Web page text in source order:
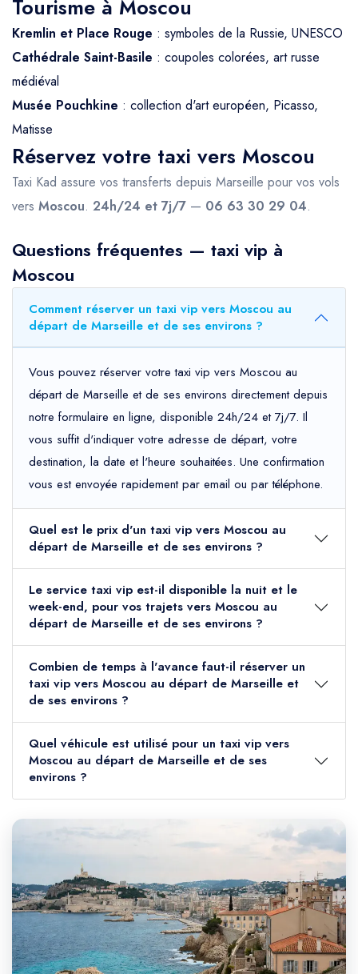
Tourisme à Moscou
Kremlin et Place Rouge : symboles de la Russie, UNESCO
Cathédrale Saint-Basile : coupoles colorées, art russe
médiéval
Musée Pouchkine : collection d'art européen, Picasso,
Matisse
Réservez votre taxi vers Moscou
Taxi Kad assure vos transferts depuis Marseille pour vos vols
vers Moscou. 24h/24 et 7j/7 — 06 63 30 29 04.
Questions fréquentes — taxi vip à
Moscou
Comment réserver un taxi vip vers Moscou au
départ de Marseille et de ses environs ?
Vous pouvez réserver votre taxi vip vers Moscou au
départ de Marseille et de ses environs directement depuis
notre formulaire en ligne, disponible 24h/24 et 7j/7. Il
vous suffit d'indiquer votre adresse de départ, votre
destination, la date et l'heure souhaitées. Une confirmation
vous est envoyée rapidement par email ou par téléphone.
Quel est le prix d'un taxi vip vers Moscou au
départ de Marseille et de ses environs ?
Le service taxi vip est-il disponible la nuit et le
week-end, pour vos trajets vers Moscou au
départ de Marseille et de ses environs ?
Combien de temps à l'avance faut-il réserver un
taxi vip vers Moscou au départ de Marseille et
de ses environs ?
Quel véhicule est utilisé pour un taxi vip vers
Moscou au départ de Marseille et de ses
environs ?